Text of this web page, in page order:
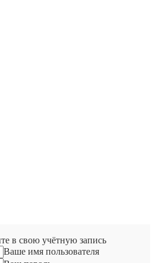
в свою учётную запись
Ваше имя пользователя